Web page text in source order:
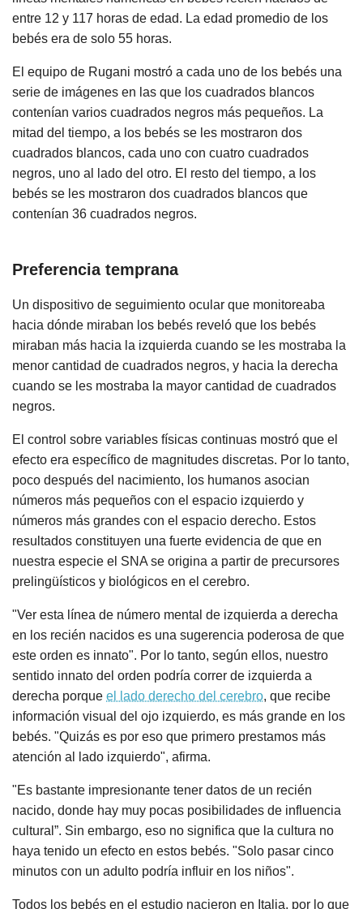
entre 12 y 117 horas de edad. La edad promedio de los
bebés era de solo 55 horas.
El equipo de Rugani mostró a cada uno de los bebés una
serie de imágenes en las que los cuadrados blancos
contenían varios cuadrados negros más pequeños. La
mitad del tiempo, a los bebés se les mostraron dos
cuadrados blancos, cada uno con cuatro cuadrados
negros, uno al lado del otro. El resto del tiempo, a los
bebés se les mostraron dos cuadrados blancos que
contenían 36 cuadrados negros.
Preferencia temprana
Un dispositivo de seguimiento ocular que monitoreaba
hacia dónde miraban los bebés reveló que los bebés
miraban más hacia la izquierda cuando se les mostraba la
menor cantidad de cuadrados negros, y hacia la derecha
cuando se les mostraba la mayor cantidad de cuadrados
negros.
El control sobre variables físicas continuas mostró que el
efecto era específico de magnitudes discretas. Por lo tanto,
poco después del nacimiento, los humanos asocian
números más pequeños con el espacio izquierdo y
números más grandes con el espacio derecho. Estos
resultados constituyen una fuerte evidencia de que en
nuestra especie el SNA se origina a partir de precursores
prelingüísticos y biológicos en el cerebro.
"Ver esta línea de número mental de izquierda a derecha
en los recién nacidos es una sugerencia poderosa de que
este orden es innato". Por lo tanto, según ellos, nuestro
sentido innato del orden podría correr de izquierda a
derecha porque el lado derecho del cerebro, que recibe
información visual del ojo izquierdo, es más grande en los
bebés. "Quizás es por eso que primero prestamos más
atención al lado izquierdo", afirma.
"Es bastante impresionante tener datos de un recién
nacido, donde hay muy pocas posibilidades de influencia
cultural”. Sin embargo, eso no significa que la cultura no
haya tenido un efecto en estos bebés. "Solo pasar cinco
minutos con un adulto podría influir en los niños".
Todos los bebés en el estudio nacieron en Italia, por lo que